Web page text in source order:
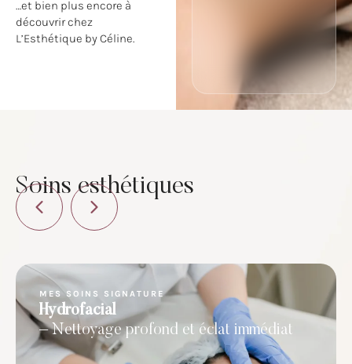
…et bien plus encore à
découvrir chez
L’Esthétique by Céline.
Soins esthétiques
MES SOINS SIGNATURE
Hydrofacial
– Nettoyage profond et éclat immédiat